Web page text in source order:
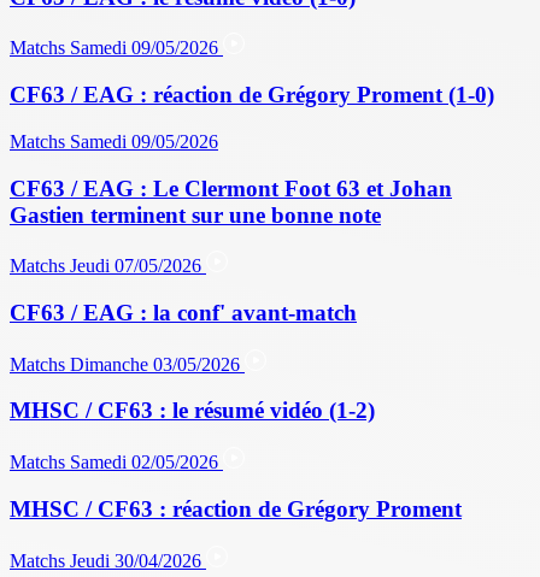
Matchs Samedi 09/05/2026
CF63 / EAG : réaction de Grégory Proment (1-0)
Matchs Samedi 09/05/2026
CF63 / EAG : Le Clermont Foot 63 et Johan
Gastien terminent sur une bonne note
Matchs Jeudi 07/05/2026
CF63 / EAG : la conf' avant-match
Matchs Dimanche 03/05/2026
MHSC / CF63 : le résumé vidéo (1-2)
Matchs Samedi 02/05/2026
MHSC / CF63 : réaction de Grégory Proment
Matchs Jeudi 30/04/2026